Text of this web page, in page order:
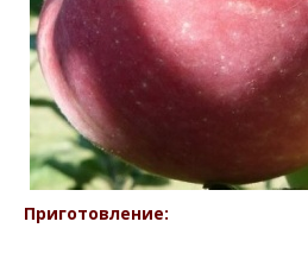
Приготовление: